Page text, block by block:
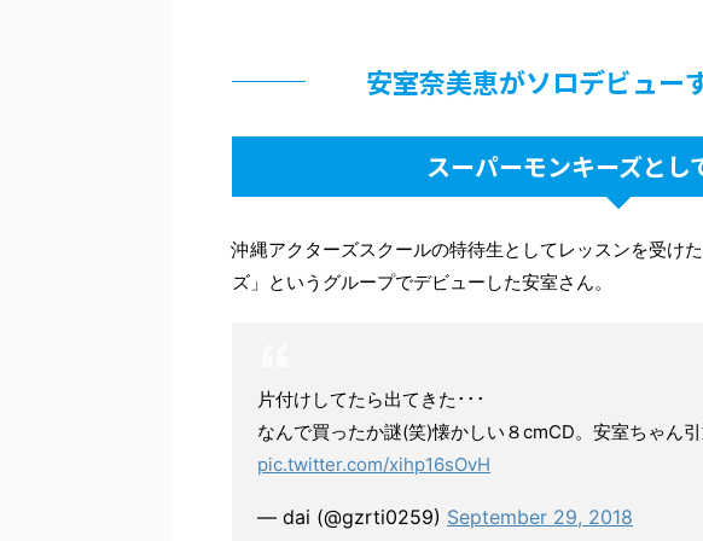
安室奈美恵がソロデビュー
スーパーモンキーズとし
沖縄アクターズスクールの特待生としてレッスンを受け
ズ」というグループでデビューした安室さん。
片付けしてたら出てきた･･･
なんで買ったか謎(笑)懐かしい８cmCD。安室ちゃん
pic.twitter.com/xihp16sOvH
— dai (@gzrti0259) September 29, 2018